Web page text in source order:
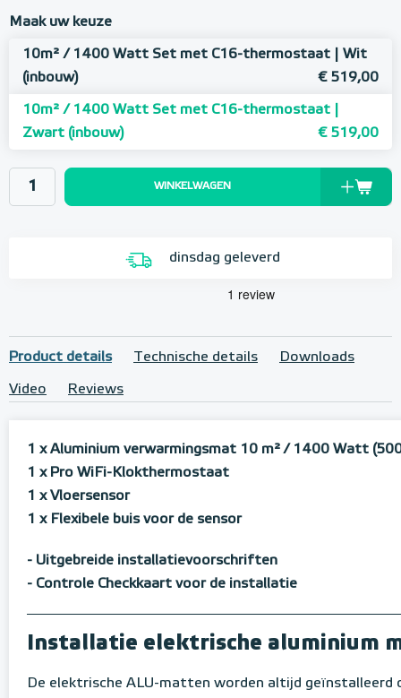
Maak uw keuze
10m² / 1400 Watt Set met C16-thermostaat | Wit
(inbouw)
€ 519,00
10m² / 1400 Watt Set met C16-thermostaat |
Zwart (inbouw)
€ 519,00
WINKELWAGEN
dinsdag geleverd
Product details Technische details Downloads
Video Reviews
1 x Aluminium verwarmingsmat 10 m²/ 1400 Watt
1 x Pro WiFi-Klokthermostaat
1 x Vloersensor
1 x Flexibele buis voor de sensor
- Uitgebreide installatievoorschriften
- Controle Checkkaart voor de installatie
Installatie elektrische aluminium
De elektrische ALU-matten worden altijd geïnstalleerd